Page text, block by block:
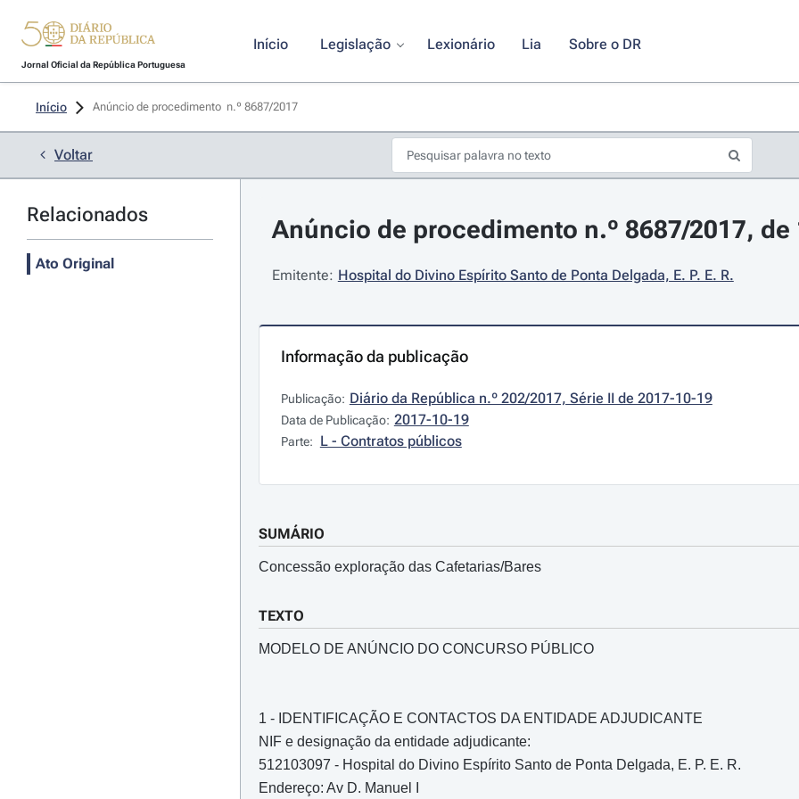
Jornal Oficial da República Portuguesa
Início Legislação Lexionário Lia Sobre o DR
Início Anúncio de procedimento  n.º 8687/2017
Voltar
Relacionados
Ato Original
Anúncio de procedimento n.º 8687/2017, de
Emitente: Hospital do Divino Espírito Santo de Ponta Delgada, E. P. E. R.
Informação da publicação
Publicação: Diário da República n.º 202/2017, Série II de 2017-10-19
Data de Publicação: 2017-10-19
Parte: L - Contratos públicos
SUMÁRIO
Concessão exploração das Cafetarias/Bares
TEXTO
MODELO DE ANÚNCIO DO CONCURSO PÚBLICO
1 - IDENTIFICAÇÃO E CONTACTOS DA ENTIDADE ADJUDICANTE
NIF e designação da entidade adjudicante:
512103097 - Hospital do Divino Espírito Santo de Ponta Delgada, E. P. E. R.
Endereço: Av D. Manuel I